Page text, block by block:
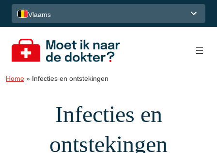
Spring naar de inhoud
Vlaams
Home » Infecties en ontstekingen
Infecties en
ontstekingen